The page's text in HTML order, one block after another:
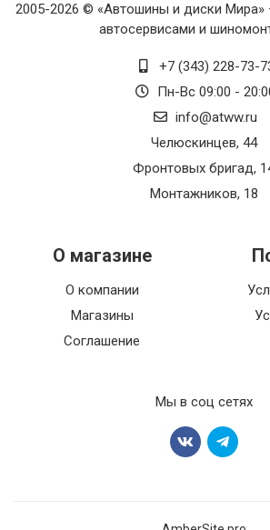
2005-2026 © «Автошины и диски Мира»
автосервисами и
+7 (343) 228-73-
Пн-Вс 09:00 -
info@atww.ru
Челюскинцев, 44
Фронтовых бригад,
Монтажников, 18
О магазине
О компании
Магазины
Соглашение
Мы в соц сетях